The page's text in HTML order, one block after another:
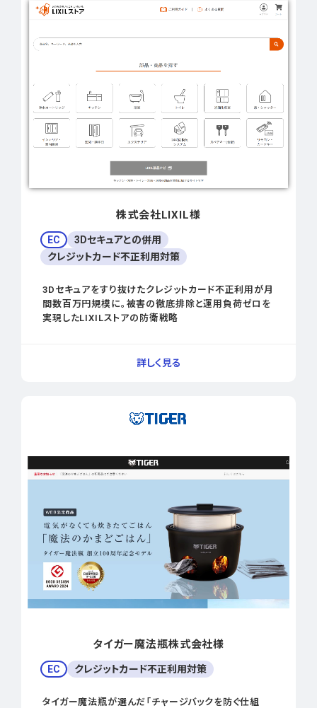
株式会社LIXIL様
EC
3Dセキュアとの併用
クレジットカード不正利用対策
3Dセキュアをすり抜けたクレジットカード不正利用が月
間数百万円規模に。被害の徹底排除と運用負荷ゼロを
実現したLIXILストアの防衛戦略
タイガー魔法瓶株式会社様
EC クレジットカード不正利用対策
タイガー魔法瓶が選んだ「チャージバックを防ぐ仕組